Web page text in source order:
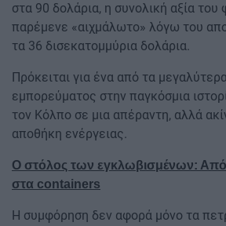
στα 90 δολάρια, η συνολική αξία του
παρέμενε «αιχμάλωτο» λόγω του
τα 36 δισεκατομμύρια δολάρια.
Πρόκειται για ένα από τα
εμπορεύματος στην παγκόσμια
τον Κόλπο σε μια απέραντη, αλλά
αποθήκη ενέργειας.
Ο στόλος των εγκλωβισμένων: Από
στα containers
Η συμφόρηση δεν αφορά μόνο τα